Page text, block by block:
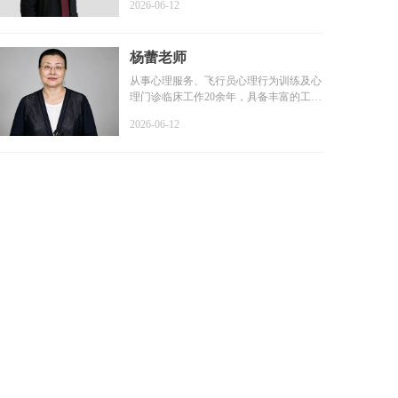
2026-06-12
杨蕾老师
从事心理服务、飞行员心理行为训练及心
理门诊临床工作20余年，具备丰富的工作
2026-06-12